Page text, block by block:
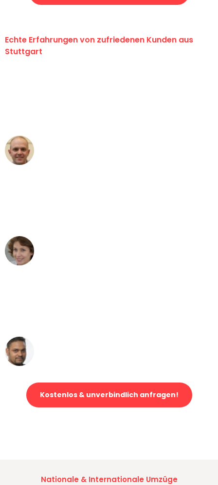
Echte Erfahrungen von zufriedenen Kunden aus
Stuttgart
Kostenlos & unverbindlich anfragen!
Nationale & Internationale Umzüge